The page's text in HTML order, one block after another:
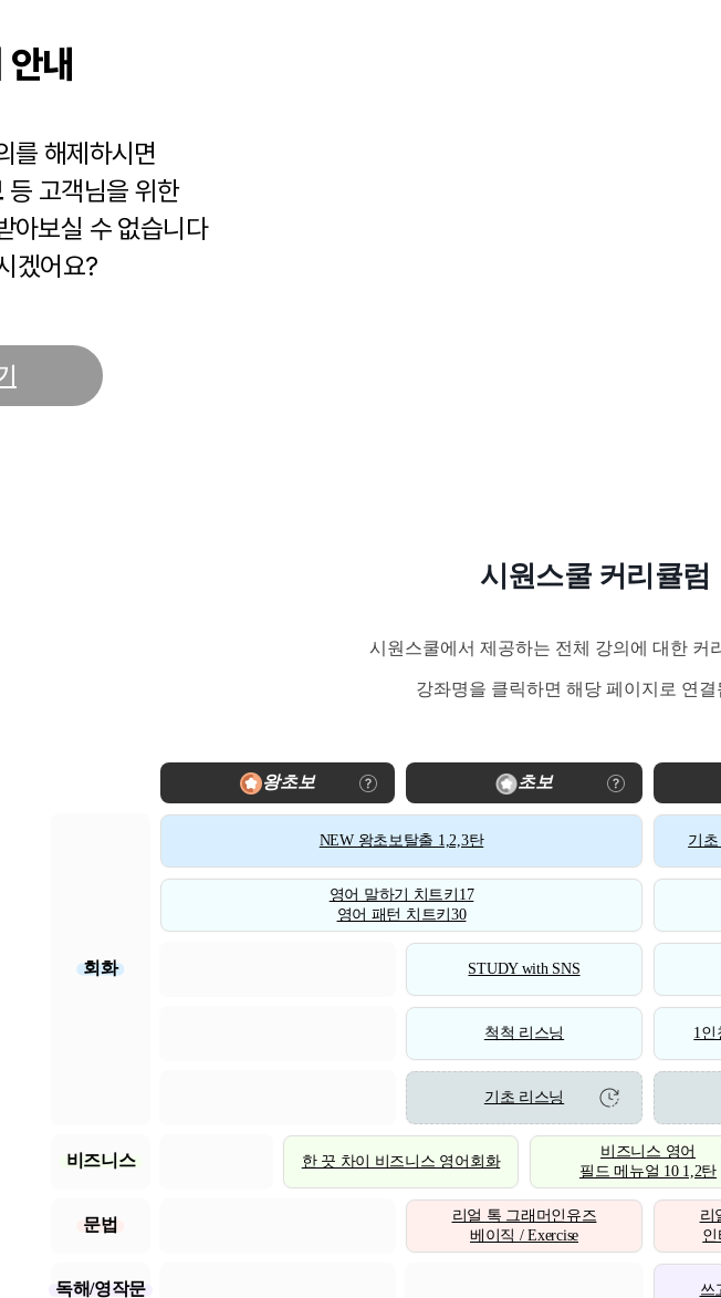
내
를 해제하시면
등 고객님을 위한
아보실 수 없습니다
겠어요?
시원스쿨 커리큘럼
시원스쿨에서 제공하는 전체 강의에 대한 커
강좌명을 클릭하면 해당 페이지로 연결
왕초보 초보
회화
NEW 왕초보탈출 1,2,3탄 기
영어 말하기 치트키17
영어 패턴 치트키30
STUDY with SNS
척척 리스닝 1인
기초 리스닝
비즈니스 한 끗 차이 비즈니스 영어회화
비즈니스 영어
필드 메뉴얼 10 1,2탄
문법
리얼 톡 그래머인유즈
베이직 / Exercise
리
인
독해/영작문 쓰